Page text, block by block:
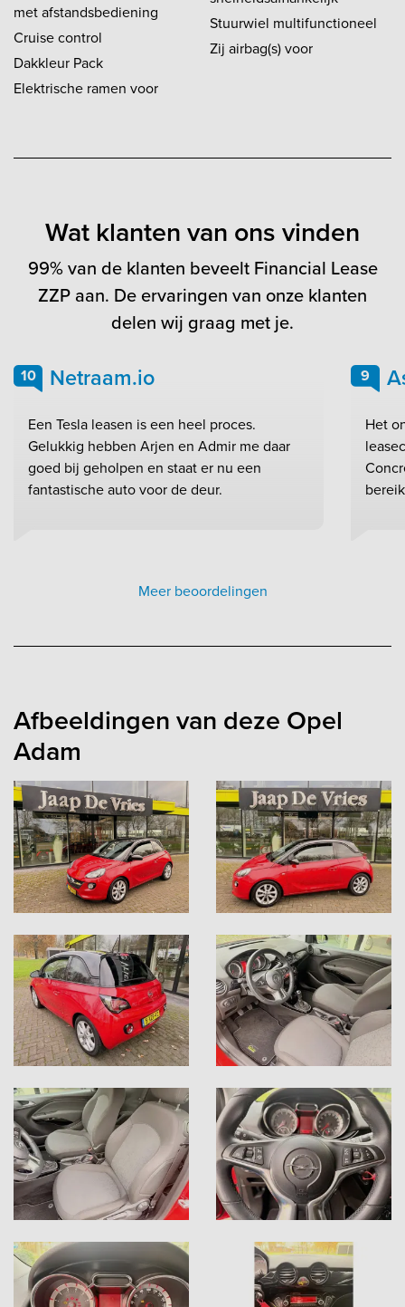
met afstandsbediening
Cruise control
Dakkleur Pack
Elektrische ramen voor
Stuurwiel multifunctioneel
Zij airbag(s) voor
Wat klanten van ons vinden
99% van de klanten beveelt Financial Lease
ZZP aan. De ervaringen van onze klanten
delen wij graag met je.
10 Netraam.io
Een Tesla leasen is een heel proces.
Gelukkig hebben Arjen en Admir me daar
goed bij geholpen en staat er nu een
fantastische auto voor de deur.
9
Het
Meer beoordelingen
Afbeeldingen van deze Opel
Adam